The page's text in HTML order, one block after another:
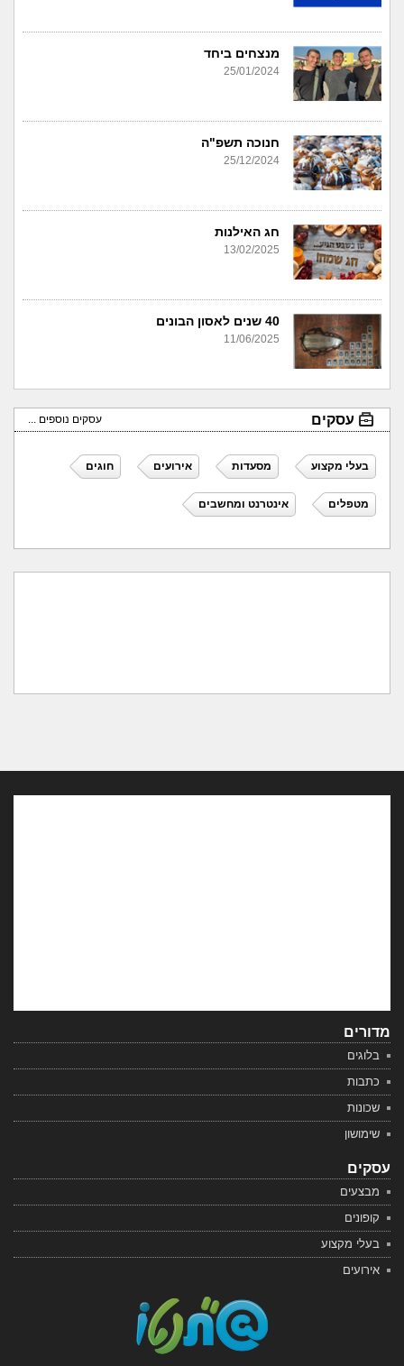
מנצחים ביחד
25/01/2024
חנוכה תשפ"ה
25/12/2024
חג האילנות
13/02/2025
40 שנים לאסון הבונים
11/06/2025
עסקים עסקים נוספים ...
בעלי מקצוע מסעדות אירועים חוגים
מטפלים אינטרנט ומחשבים
מדורים
בלוגים
כתבות
שכונות
שימושון
עסקים
מבצעים
קופונים
בעלי מקצוע
אירועים